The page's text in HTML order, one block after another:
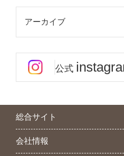
アーカイブ
公式
総合サイト
会社情報